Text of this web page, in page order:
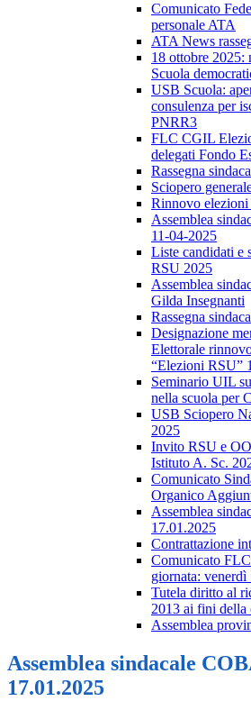
Comunicato
personale ATA
ATA News
18 ottobre 2025:
Scuola
USB Scuola:
consulenza per
PNRR3
FLC CGIL
delegati Fondo
Rassegna
Sciopero
Rinnovo elezioni
Assemblea
11-04-2025
Liste candidati e
RSU 2025
Assemblea
Gilda Insegnanti
Rassegna
Designazione
Elettorale
“Elezioni RSU”
Seminario UIL
nella scuola per
USB Sciopero
2025
Invito RSU e
Istituto A. Sc.
Comunicato
Organico
Assemblea
17.01.2025
Contrattazione
Comunicato
giornata:
Tutela diritto al
2013 ai fini della
Assemblea
Assemblea sindacale
17.01.2025